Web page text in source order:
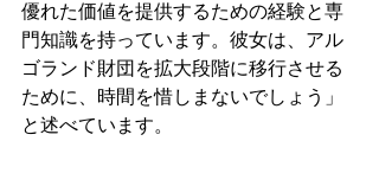
優れた価値を提供するための経験と専
門知識を持っています。彼女は、アル
ゴランド財団を拡大段階に移行させる
ために、時間を惜しまないでしょう」
と述べています。